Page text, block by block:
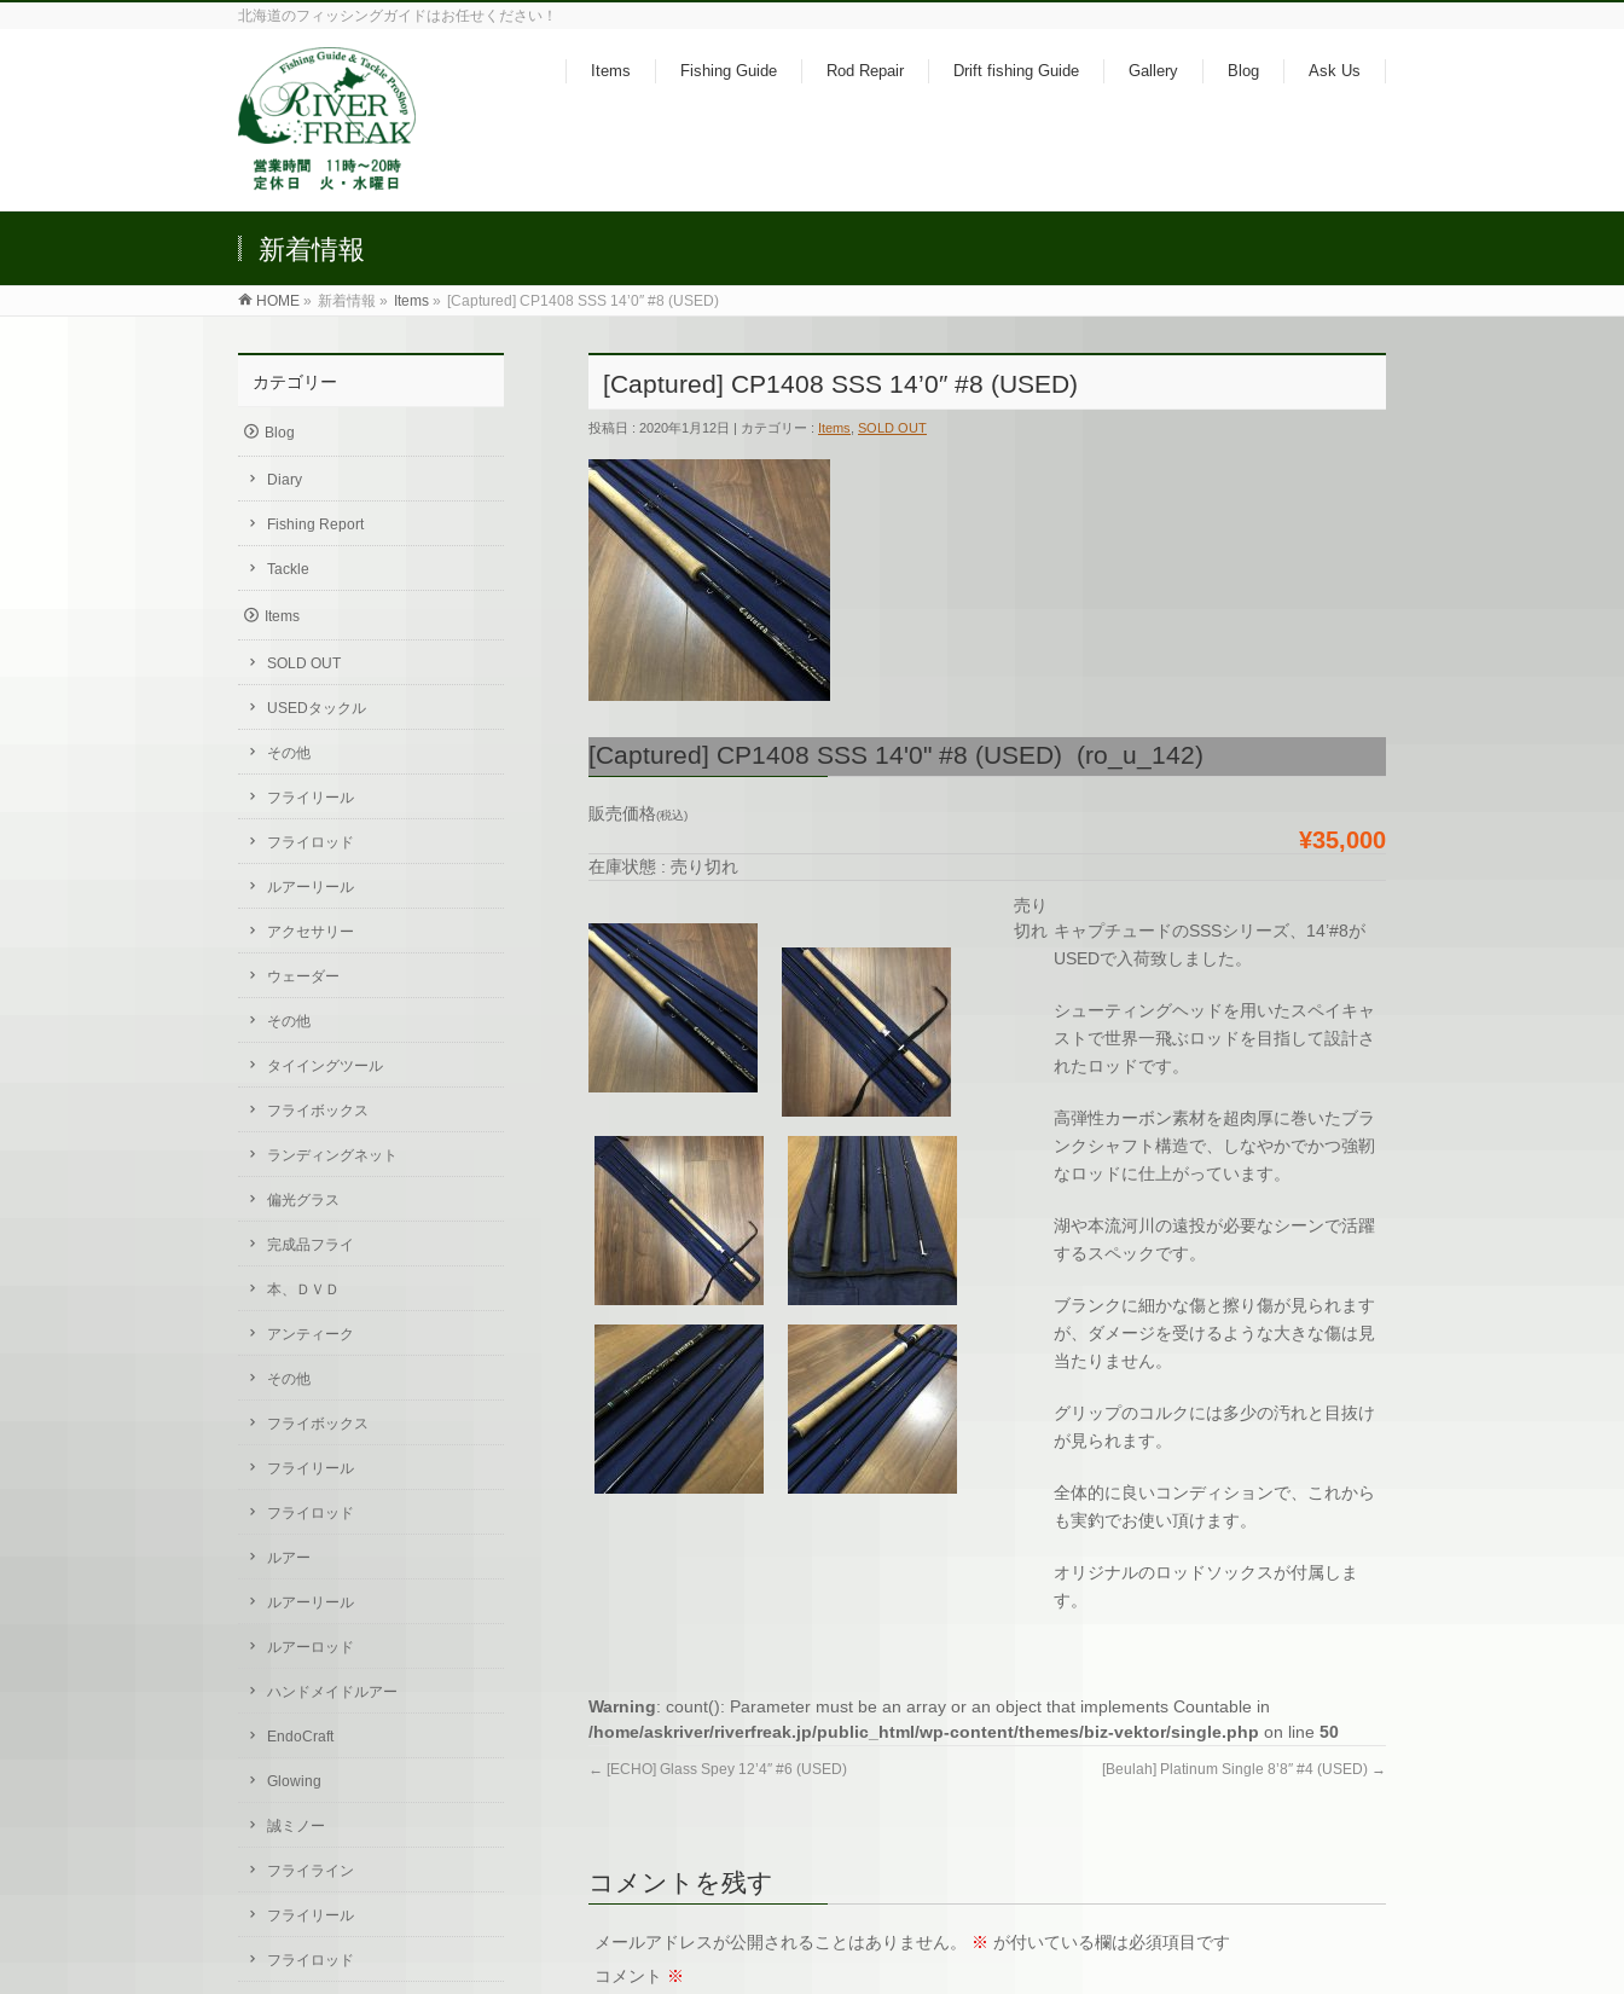
北海道のフィッシングガイドはお任せください！
Items Fishing Guide Rod Repair Drift fishing Guide Gallery Blog Ask Us
新着情報
HOME » 新着情報 » Items » [Captured] CP1408 SSS 14’0″ #8 (USED)
[Captured] CP1408 SSS 14’0″ #8 (USED)
投稿日 : 2020年1月12日 | カテゴリー : Items SOLD OUT
[Captured] CP1408 SSS 14'0" #8 (USED) (ro_u_142)
販売価格(税込)
¥35,000
在庫状態 : 売り切れ
キャプチュードのSSSシリーズ、14’#8が
USEDで入荷致しました。
シューティングヘッドを用いたスペイキャ
ストで世界一飛ぶロッドを目指して設計さ
れたロッドです。
高弾性カーボン素材を超肉厚に巻いたブラ
ンクシャフト構造で、しなやかでかつ強靭
なロッドに仕上がっています。
湖や本流河川の遠投が必要なシーンで活躍
するスペックです。
ブランクに細かな傷と擦り傷が見られます
が、ダメージを受けるような大きな傷は見
当たりません。
グリップのコルクには多少の汚れと目抜け
が見られます。
全体的に良いコンディションで、これから
も実釣でお使い頂けます。
オリジナルのロッドソックスが付属しま
す。
売り
切れ
Warning: count(): Parameter must be an array or an object that implements Countable in
/home/askriver/riverfreak.jp/public_html/wp-content/themes/biz-vektor/single.php on line 50
← [ECHO] Glass Spey 12’4″ #6 (USED) [Beulah] Platinum Single 8’8″ #4 (USED) →
コメントを残す
メールアドレスが公開されることはありません。 ※ が付いている欄は必須項目です
コメント ※
カテゴリー
Blog
Diary
Fishing Report
Tackle
Items
SOLD OUT
USEDタックル
その他
フライリール
フライロッド
ルアーリール
アクセサリー
ウェーダー
その他
タイイングツール
フライボックス
ランディングネット
偏光グラス
完成品フライ
本、ＤＶＤ
アンティーク
その他
フライボックス
フライリール
フライロッド
ルアー
ルアーリール
ルアーロッド
ハンドメイドルアー
EndoCraft
Glowing
誠ミノー
フライライン
フライリール
フライロッド